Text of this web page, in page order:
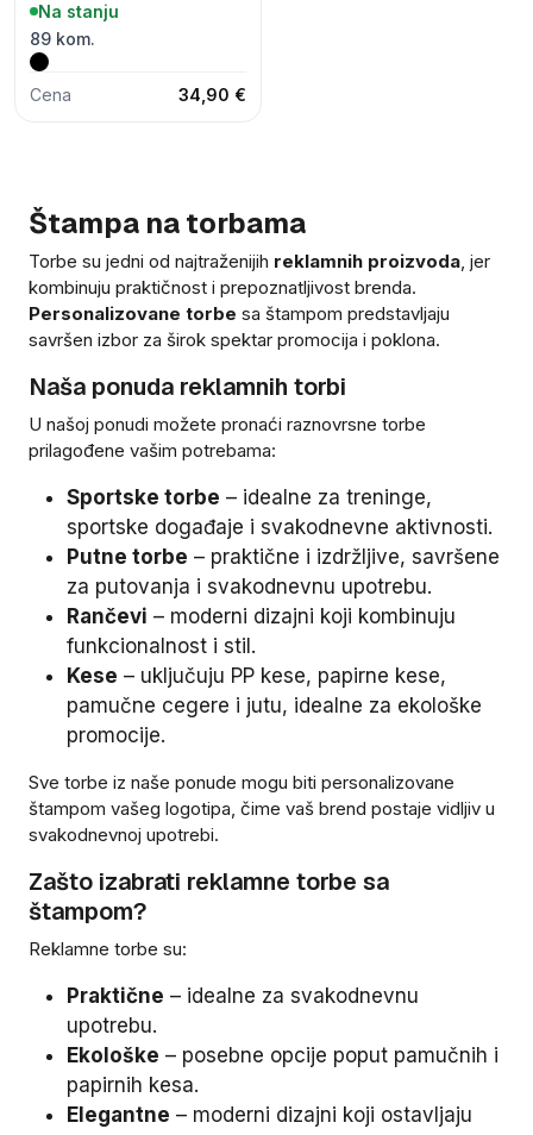
Na stanju
89 kom.
Cena 34,90 €
Štampa na torbama
Torbe su jedni od najtraženijih reklamnih proizvoda, jer
kombinuju praktičnost i prepoznatljivost brenda.
Personalizovane torbe sa štampom predstavljaju
savršen izbor za širok spektar promocija i poklona.
Naša ponuda reklamnih torbi
U našoj ponudi možete pronaći raznovrsne torbe
prilagođene vašim potrebama:
Sportske torbe – idealne za treninge,
sportske događaje i svakodnevne aktivnosti.
Putne torbe – praktične i izdržljive, savršene
za putovanja i svakodnevnu upotrebu.
Rančevi – moderni dizajni koji kombinuju
funkcionalnost i stil.
Kese – uključuju PP kese, papirne kese,
pamučne cegere i jutu, idealne za ekološke
promocije.
Sve torbe iz naše ponude mogu biti personalizovane
štampom vašeg logotipa, čime vaš brend postaje vidljiv u
svakodnevnoj upotrebi.
Zašto izabrati reklamne torbe sa
štampom?
Reklamne torbe su:
Praktične – idealne za svakodnevnu
upotrebu.
Ekološke – posebne opcije poput pamučnih i
papirnih kesa.
Elegantne – moderni dizajni koji ostavljaju